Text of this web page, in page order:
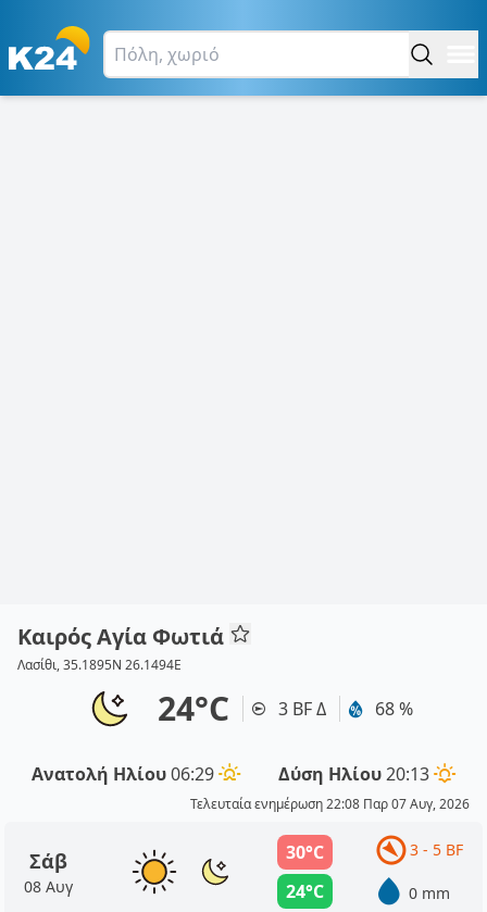
Καιρός Αγία Φωτιά
Λασίθι, 35.1895N 26.1494E
24°C 3 BF Δ 68 %
Ανατολή Ηλίου06:29 Δύση Ηλίου20:13
Τελευταία ενημέρωση 22:08 Παρ 07 Αυγ, 2026
Σάβ
08 Αυγ
30°C
24°C
3 - 5 BF
0 mm